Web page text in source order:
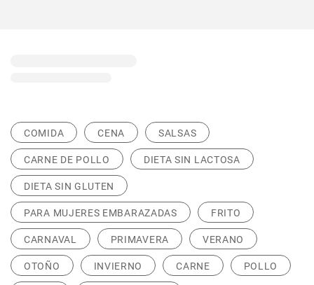
COMIDA CENA SALSAS
CARNE DE POLLO DIETA SIN LACTOSA
DIETA SIN GLUTEN
PARA MUJERES EMBARAZADAS FRITO
CARNAVAL PRIMAVERA VERANO
OTOÑO INVIERNO CARNE POLLO